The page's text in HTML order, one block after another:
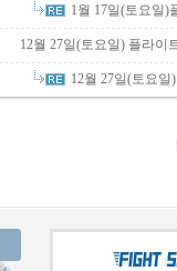
1월 17일(토요일)
12월 27일(토요일) 플라
12월 27일(토요